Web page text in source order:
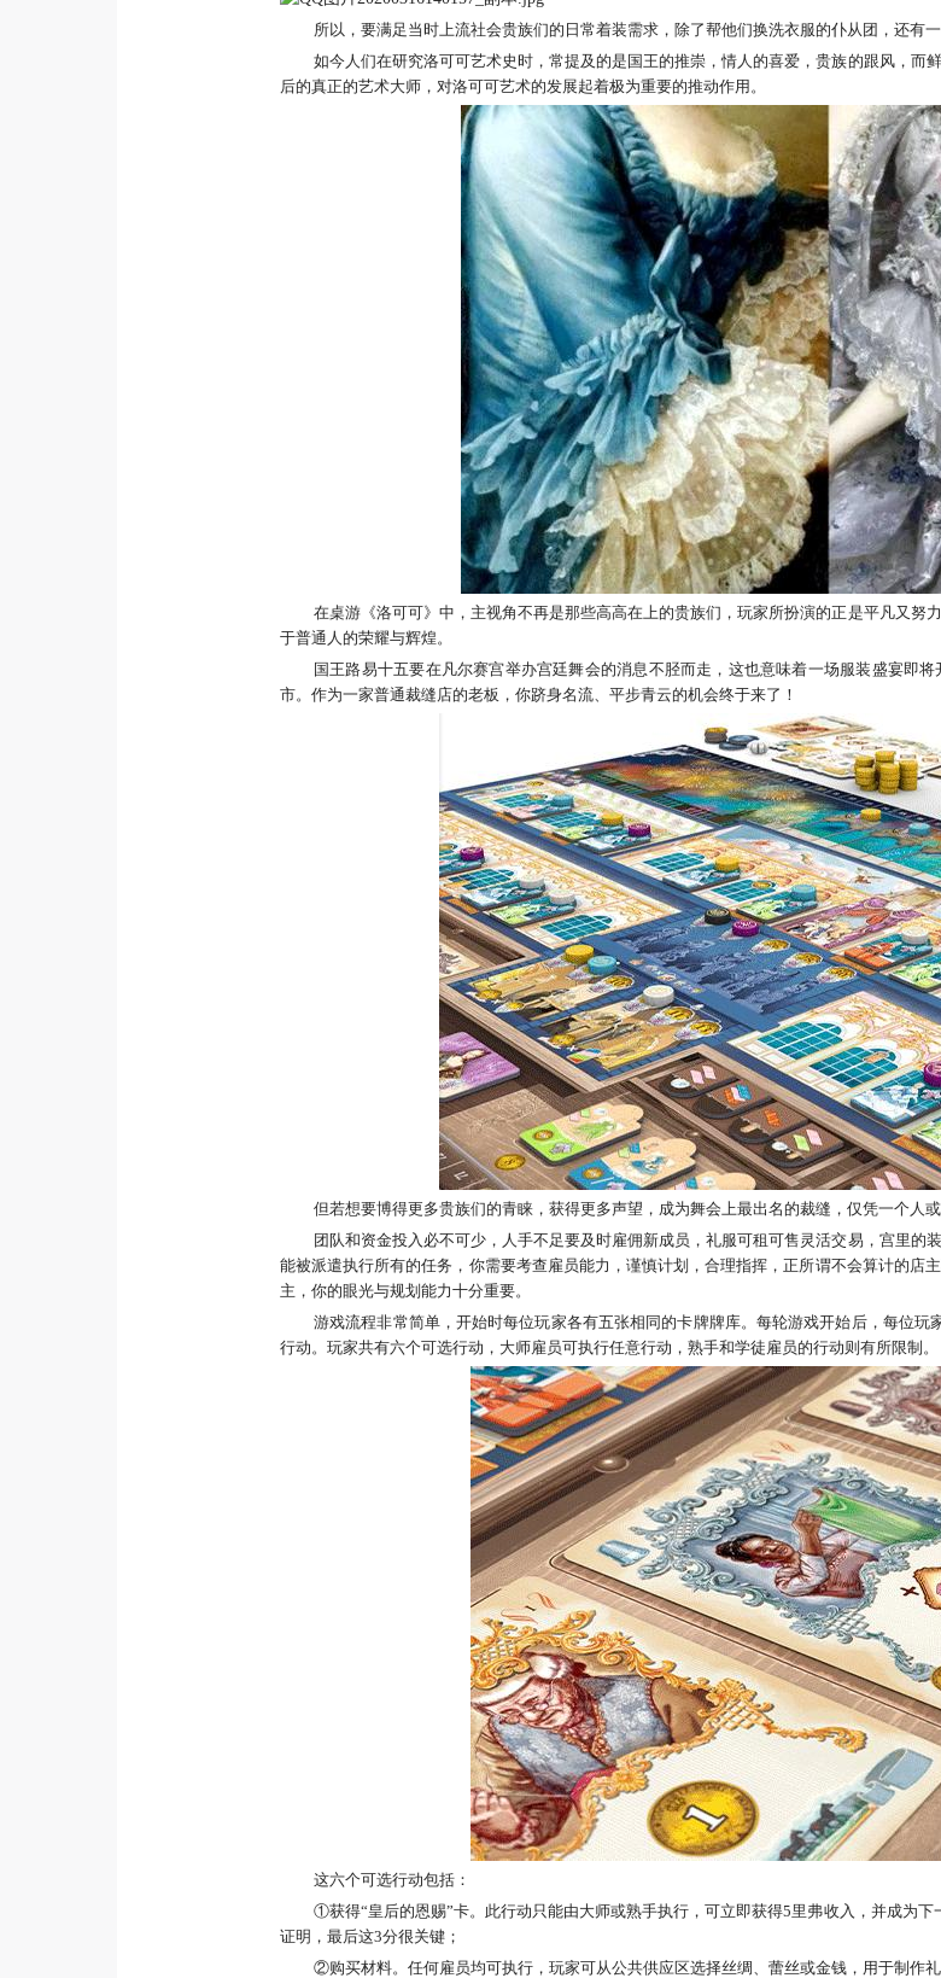
所以，要满足当时上流社会贵族们的日常着装需求，除了帮他们换洗衣服的仆从团，还
如今人们在研究洛可可艺术史时，常提及的是国王的推崇，情人的喜爱，贵族的跟风，而
后的真正的艺术大师，对洛可可艺术的发展起着极为重要的推动作用。
在桌游《洛可可》中，主视角不再是那些高高在上的贵族们，玩家所扮演的正是平凡又努
于普通人的荣耀与辉煌。
国王路易十五要在凡尔赛宫举办宫廷舞会的消息不胫而走，这也意味着一场服装盛宴即
市。作为一家普通裁缝店的老板，你跻身名流、平步青云的机会终于来了！
但若想要博得更多贵族们的青睐，获得更多声望，成为舞会上最出名的裁缝，仅凭一个人
团队和资金投入必不可少，人手不足要及时雇佣新成员，礼服可租可售灵活交易，宫里的
能被派遣执行所有的任务，你需要考查雇员能力，谨慎计划，合理指挥，正所谓不会算计的店
主，你的眼光与规划能力十分重要。
游戏流程非常简单，开始时每位玩家各有五张相同的卡牌牌库。每轮游戏开始后，每位
行动。玩家共有六个可选行动，大师雇员可执行任意行动，熟手和学徒雇员的行动则有所限制。
这六个可选行动包括：
①获得“皇后的恩赐”卡。 此行动只能由大师或熟手执行，可立即获得5里弗收入，并成为
证明，最后这3分很关键；
②购买材料。 任何雇员均可执行，玩家可从公共供应区选择丝绸、蕾丝或金钱，用于制作礼